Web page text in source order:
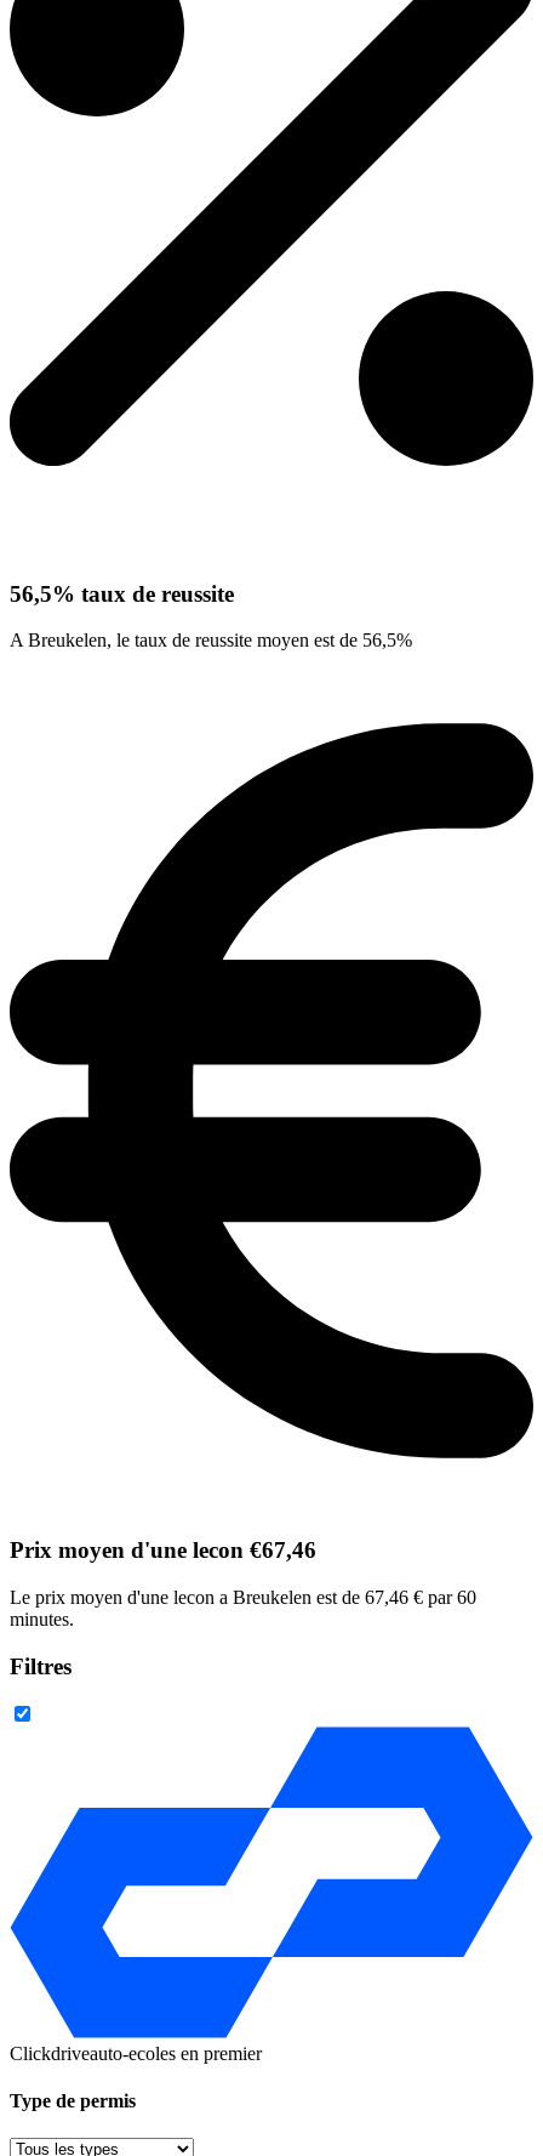
56,5% taux de reussite
A Breukelen, le taux de reussite moyen est de 56,5%
Prix moyen d'une lecon €67,46
Le prix moyen d'une lecon a Breukelen est de 67,46 € par 60
minutes.
Filtres
Clickdriveauto-ecoles en premier
Type de permis